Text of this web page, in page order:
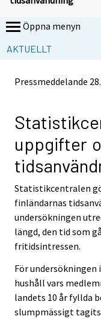
Öppna menyn
AKTUELLT
Pressmeddelande
uppgifter
Statistikcentralen
finländarnas
undersökningen
längd, den tid som
fritidsintressen.
För
hushåll vars
landets 10 år fyllda
slumpmässigt